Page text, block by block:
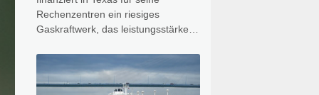
Rechenzentren ein riesiges
Gaskraftwerk, das leistungsstärker
USA werden soll. Das Unternehmen
bestätigte am Freitag
entsprechende Berichte. Es ist das